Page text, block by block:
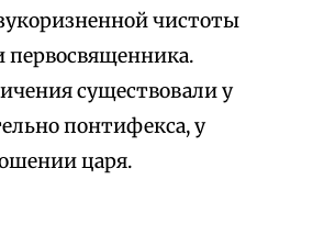
чистоты
существовали у
понтифекса, у
царя.